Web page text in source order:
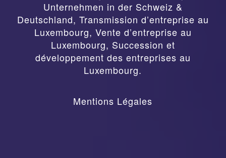
Unternehmen in der Schweiz &
Deutschland, Transmission d’entreprise au
Luxembourg, Vente d’entreprise au
Luxembourg, Succession et
développement des entreprises au
Luxembourg.
Mentions Légales